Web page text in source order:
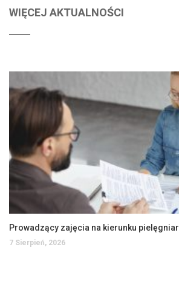
WIĘCEJ AKTUALNOŚCI
Prowadzący zajęcia na kierunku
7 Sierpień, 2026